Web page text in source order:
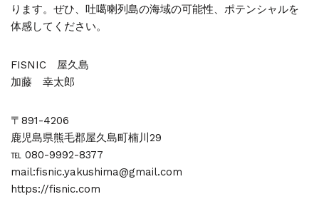
ります。ぜひ、吐噶喇列島の海域の可能性、ポテンシャルを
体感してください。
FISNIC 屋久島
加藤 幸太郎
〒891-4206
鹿児島県熊毛郡屋久島町楠川29
℡ 080-9992-8377
mail:fisnic.yakushima@gmail.com
https://fisnic.com